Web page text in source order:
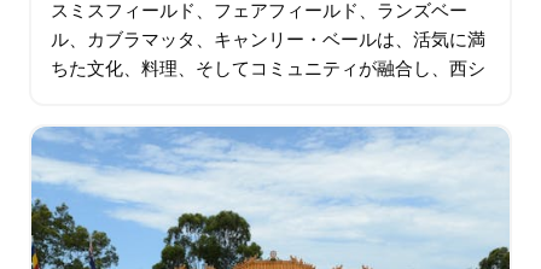
スミスフィールド、フェアフィールド、ランズベー
ル、カブラマッタ、キャンリー・ベールは、活気に満
ちた文化、料理、そしてコミュニティが融合し、西シ
ールドは…